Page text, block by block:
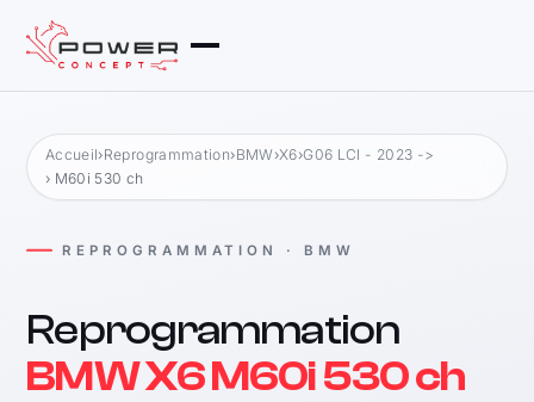
Accueil›Reprogrammation›BMW›X6›G06 LCI - 2023 ->
› M60i 530 ch
REPROGRAMMATION · BMW
Reprogrammation
BMW X6 M60i 530 ch